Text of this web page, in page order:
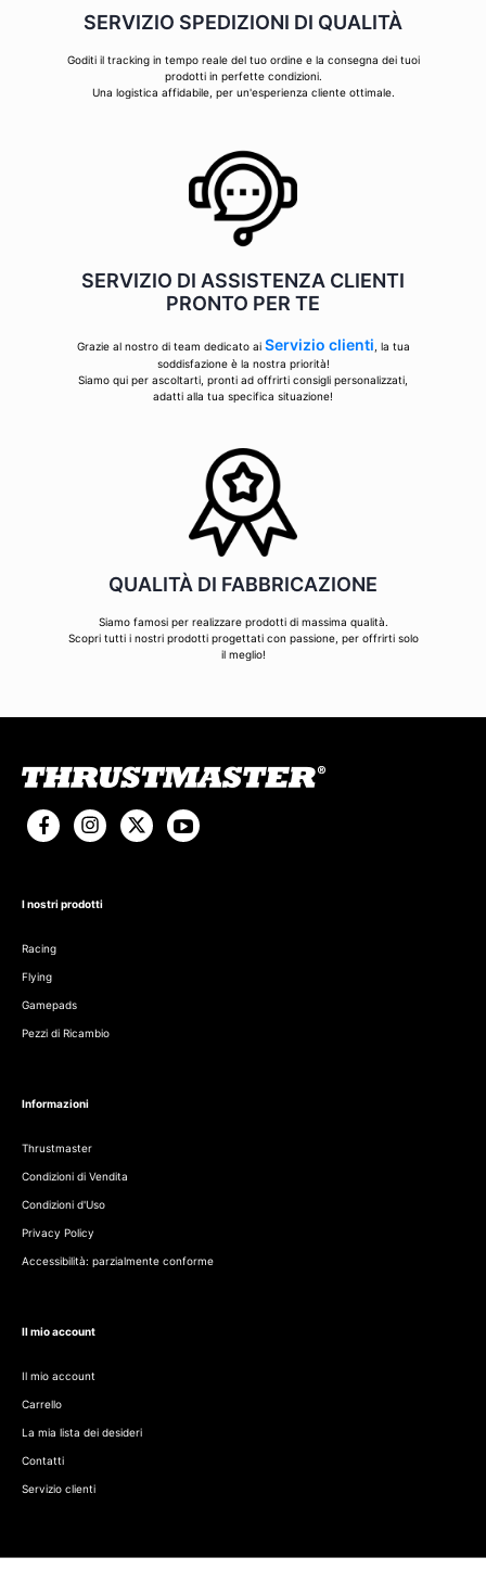
SERVIZIO SPEDIZIONI DI QUALITÀ
Goditi il tracking in tempo reale del tuo ordine e la consegna dei tuoi
prodotti in perfette condizioni.
Una logistica affidabile, per un'esperienza cliente ottimale.
SERVIZIO DI ASSISTENZA CLIENTI
PRONTO PER TE
Grazie al nostro di team dedicato ai Servizio clienti , la tua
soddisfazione è la nostra priorità!
Siamo qui per ascoltarti, pronti ad offrirti consigli personalizzati,
adatti alla tua specifica situazione!
QUALITÀ DI FABBRICAZIONE
Siamo famosi per realizzare prodotti di massima qualità.
Scopri tutti i nostri prodotti progettati con passione, per offrirti solo
il meglio!
I nostri prodotti
Racing
Flying
Gamepads
Pezzi di Ricambio
Informazioni
Thrustmaster
Condizioni di Vendita
Condizioni d'Uso
Privacy Policy
Accessibilità: parzialmente conforme
Il mio account
Il mio account
Carrello
La mia lista dei desideri
Contatti
Servizio clienti